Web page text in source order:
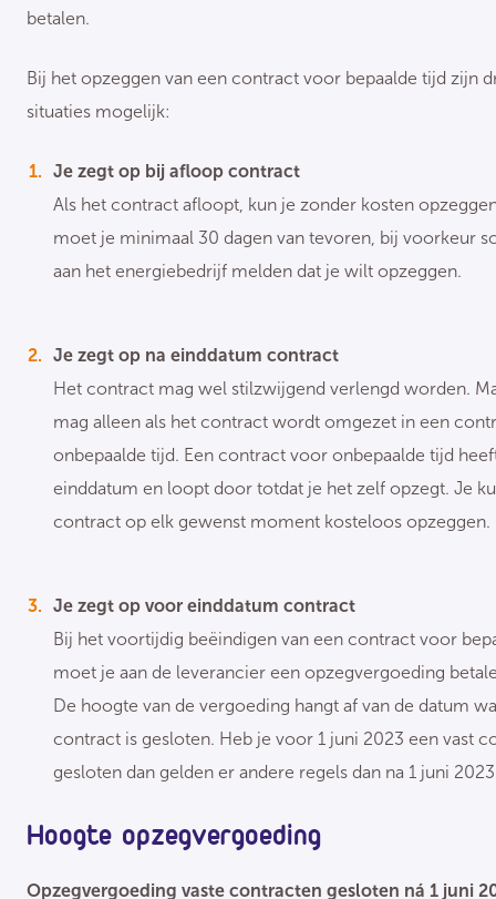
betalen.
Bij het opzeggen van een contract voor bepaalde tijd zijn
situaties mogelijk:
Je zegt op bij afloop contract
Als het contract afloopt, kun je zonder kosten
moet je minimaal 30 dagen van tevoren, bij voorkeur
aan het energiebedrijf melden dat je wilt opzeggen.
Je zegt op na einddatum contract
Het contract mag wel stilzwijgend verlengd worden.
mag alleen als het contract wordt omgezet in een
onbepaalde tijd. Een contract voor onbepaalde tijd
einddatum en loopt door totdat je het zelf opzegt. Je
contract op elk gewenst moment kosteloos opzeggen.
Je zegt op voor einddatum contract
Bij het voortijdig beëindigen van een contract voor
moet je aan de leverancier een opzegvergoeding
De hoogte van de vergoeding hangt af van de datum
contract is gesloten. Heb je voor 1 juni 2023 een vast
gesloten dan gelden er andere regels dan na 1 juni
Hoogte opzegvergoeding
​Opzegvergoeding vaste contracten gesloten ná 1 juni